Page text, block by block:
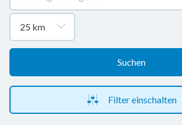
Suchen
Filter einschalten